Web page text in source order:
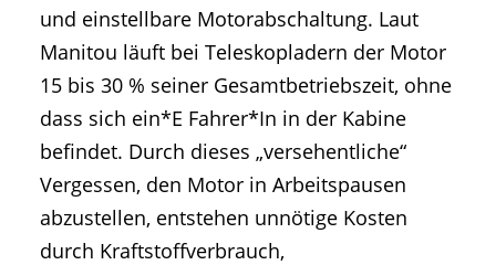
und einstellbare Motorabschaltung. Laut
Manitou läuft bei Teleskopladern der Motor
15 bis 30 % seiner Gesamtbetriebszeit, ohne
dass sich ein*E Fahrer*In in der Kabine
befindet. Durch dieses „versehentliche“
Vergessen, den Motor in Arbeitspausen
abzustellen, entstehen unnötige Kosten
durch Kraftstoffverbrauch,